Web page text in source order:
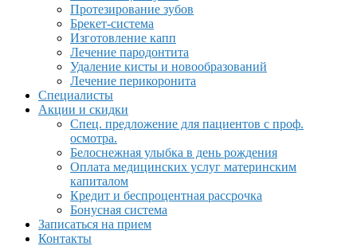
Протезирование зубов
Брекет-система
Изготовление капп
Лечение пародонтита
Удаление кисты и новообразований
Лечение перикоронита
Специалисты
Акции и скидки
Спец. предложение для пациентов с проф.
осмотра.
Белоснежная улыбка в день рождения
Оплата медицинских услуг материнским
капиталом
Кредит и беспроцентная рассрочка
Бонусная система
Записаться на прием
Контакты